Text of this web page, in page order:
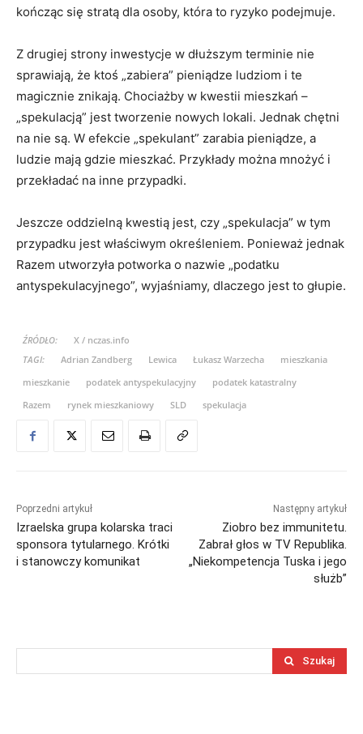
kończąc się stratą dla osoby, która to ryzyko podejmuje.
Z drugiej strony inwestycje w dłuższym terminie nie
sprawiają, że ktoś „zabiera” pieniądze ludziom i te
magicznie znikają. Chociażby w kwestii mieszkań –
„spekulacją” jest tworzenie nowych lokali. Jednak chętni
na nie są. W efekcie „spekulant” zarabia pieniądze, a
ludzie mają gdzie mieszkać. Przykłady można mnożyć i
przekładać na inne przypadki.
Jeszcze oddzielną kwestią jest, czy „spekulacja” w tym
przypadku jest właściwym określeniem. Ponieważ jednak
Razem utworzyła potworka o nazwie „podatku
antyspekulacyjnego”, wyjaśniamy, dlaczego jest to głupie.
ŹRÓDŁO:
X / nczas.info
TAGI:
Adrian Zandberg Lewica Łukasz Warzecha
mieszkania
mieszkanie
podatek antyspekulacyjny
podatek katastralny
Razem
rynek mieszkaniowy SLD spekulacja
Poprzedni artykuł
Izraelska grupa kolarska traci
sponsora tytularnego. Krótki
i stanowczy komunikat
Następny artykuł
Ziobro bez immunitetu.
Zabrał głos w TV Republika.
„Niekompetencja Tuska i jego
służb”
Szukaj